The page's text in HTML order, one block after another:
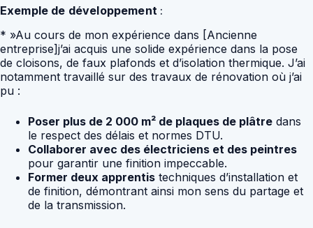
Exemple de développement:
* »Au cours de mon expérience dans [Ancienne
entreprise]j’ai acquis une solide expérience dans la pose
de cloisons, de faux plafonds et d’isolation thermique. J’ai
notamment travaillé sur des travaux de rénovation où j’ai
pu :
Poser plus de 2 000 m² de plaques de plâtre dans
le respect des délais et normes DTU.
Collaborer avec des électriciens et des peintres
pour garantir une finition impeccable.
Former deux apprentis techniques d’installation et
de finition, démontrant ainsi mon sens du partage et
de la transmission.